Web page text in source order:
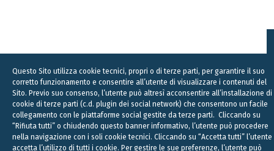
Questo Sito utilizza cookie tecnici, propri o di terze parti, per garantire il suo
corretto funzionamento e consentire all’utente di visualizzare i contenuti del
Sito. Previo suo consenso, l’utente può altresì acconsentire all’installazione di
cookie di terze parti (c.d. plugin dei social network) che consentono un facile
collegamento con le piattaforme social gestite da terze parti. Cliccando su
“Rifiuta tutti” o chiudendo questo banner informativo, l’utente può procedere
nella navigazione con i soli cookie tecnici. Cliccando su “Accetta tutti” l’utente
accetta l’utilizzo di tutti i cookie. Per gestire le sue preferenze, l’utente può